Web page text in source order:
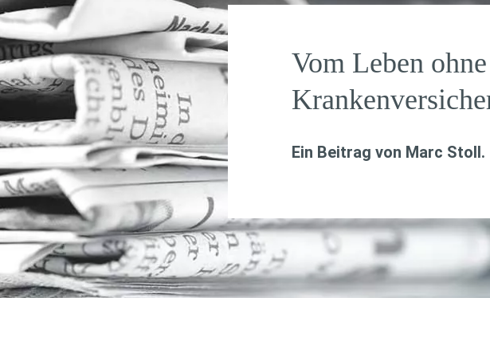
Vom Leben ohne
Ein Beitrag von Marc Stoll.